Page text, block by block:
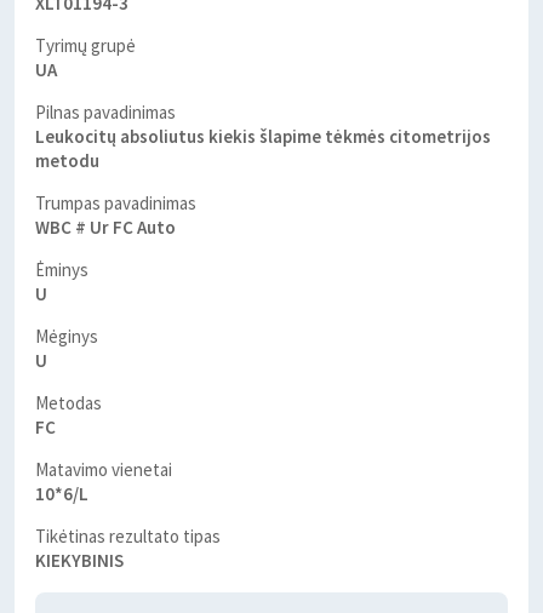
Tyrimų grupė
UA
Pilnas pavadinimas
Leukocitų absoliutus kiekis šlapime tėkmės citometrijos
metodu
Trumpas pavadinimas
WBC # Ur FC Auto
Ėminys
U
Mėginys
U
Metodas
FC
Matavimo vienetai
10*6/L
Tikėtinas rezultato tipas
KIEKYBINIS